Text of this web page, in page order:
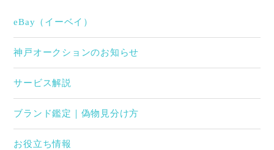
eBay（イーベイ）
神戸オークションのお知らせ
サービス解説
ブランド鑑定｜偽物見分け方
お役立ち情報